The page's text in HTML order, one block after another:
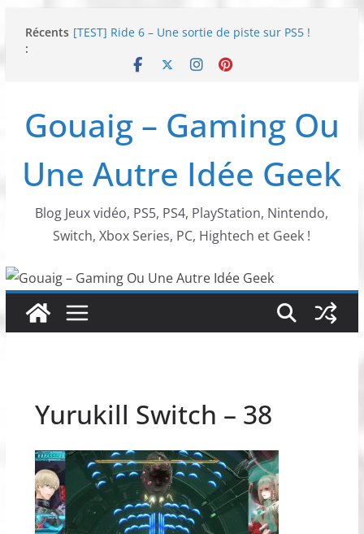
Récents
:
[TEST] Ride 6 – Une sortie de piste sur PS5 !
NEOGEO AES+ : La légende de l’arcade est de
SWITCH 2 : Nouveaux accessoires Turtle Beach X
Gouaig – Gaming Ou
Une Autre Idée Geek
Blog Jeux vidéo, PS5, PS4, PlayStation, Nintendo,
Switch, Xbox Series, PC, Hightech et Geek !
Yurukill Switch – 38